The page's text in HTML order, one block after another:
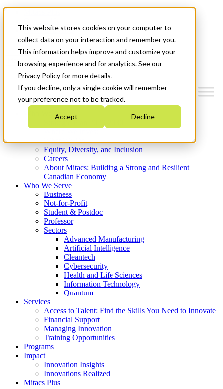
This website stores cookies on your computer to
collect data on your interaction and remember you.
This information helps improve and customize your
browsing experience and for analytics. See our
Privacy Policy for more details.
If you decline, only a single cookie will remember
your preference not to be tracked.
Accept Decline
News & Events
Get Started
Menu
Who We Are
Strategic Plan 2026-2030
What We Do
Equity, Diversity, and Inclusion
Careers
About Mitacs: Building a Strong and Resilient
Canadian Economy
Who We Serve
Business
Not-for-Profit
Student & Postdoc
Professor
Sectors
Advanced Manufacturing
Artificial Intelligence
Cleantech
Cybersecurity
Health and Life Sciences
Information Technology
Quantum
Services
Access to Talent: Find the Skills You Need to Innovate
Financial Support
Managing Innovation
Training Opportunities
Programs
Impact
Innovation Insights
Innovations Realized
Mitacs Plus